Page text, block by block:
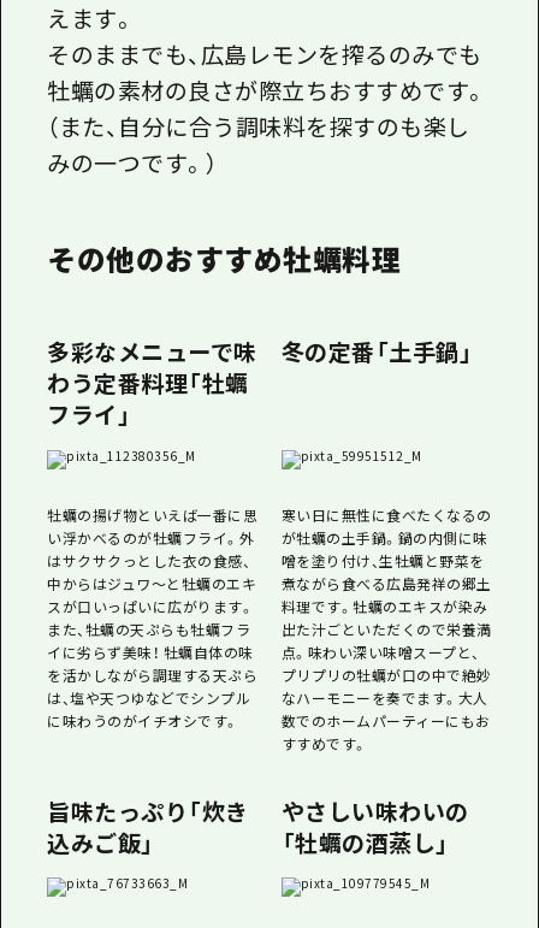
えます。
そのままでも、広島レモンを搾るのみでも
牡蠣の素材の良さが際立ちおすすめです。
（また、自分に合う調味料を探すのも楽し
みの一つです。）
その他のおすすめ牡蠣料理
多彩なメニューで味
わう定番料理「牡蠣
フライ」
牡蠣の揚げ物といえば一番に思
い浮かべるのが牡蠣フライ。外
はサクサクっとした衣の食感、
中からはジュワ〜と牡蠣のエキ
スが口いっぱいに広がります。
また、牡蠣の天ぷらも牡蠣フラ
イに劣らず美味！ 牡蠣自体の味
を活かしながら調理する天ぷら
は、塩や天つゆなどでシンプル
に味わうのがイチオシです。
冬の定番「土手鍋」
寒い日に無性に食べたくなるの
が牡蠣の土手鍋。鍋の内側に味
噌を塗り付け、生牡蠣と野菜を
煮ながら食べる広島発祥の郷土
料理です。牡蠣のエキスが染み
出た汁ごといただくので栄養満
点。味わい深い味噌スープと、
プリプリの牡蠣が口の中で絶妙
なハーモニーを奏でます。大人
数でのホームパーティーにもお
すすめです。
旨味たっぷり「炊き
込みご飯」
やさしい味わいの
「牡蠣の酒蒸し」